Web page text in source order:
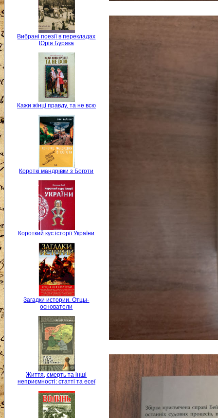
Вибрані поезії в перекладах
Юрія Буряка
Кажи жінці правду, та не всю
Короткі мандрівки з Боготи
Короткий кус історії України
Загадки истории. Отцы-
основатели
Життя, смерть та інші
неприємності: статті та есеї